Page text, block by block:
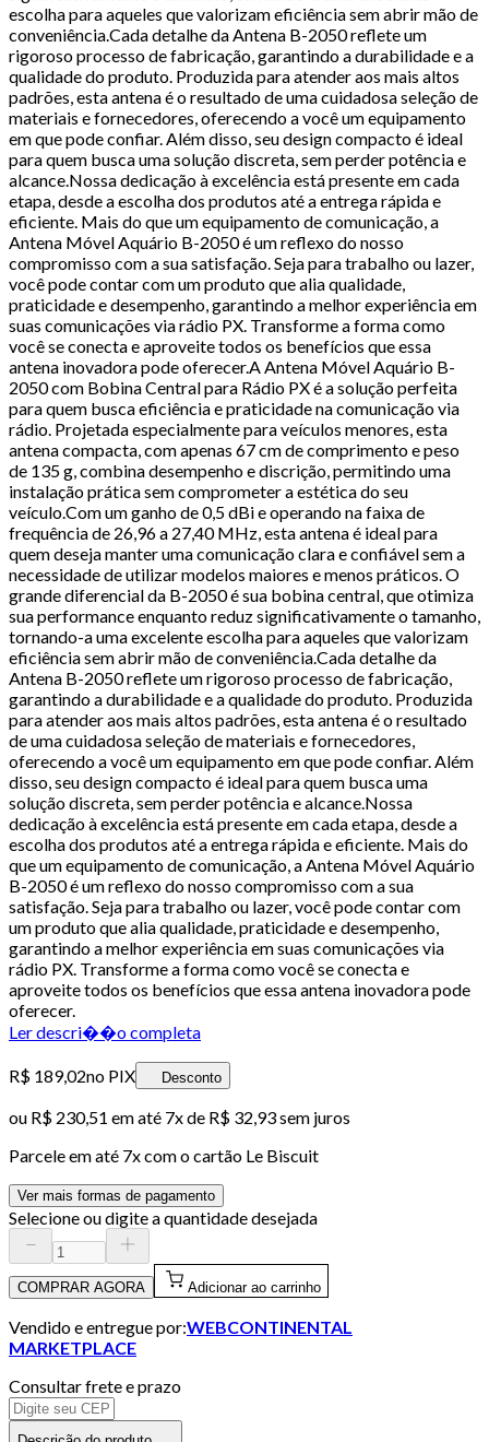
escolha para aqueles que valorizam eficiência sem abrir mão de
conveniência.Cada detalhe da Antena B-2050 reflete um
rigoroso processo de fabricação, garantindo a durabilidade e a
qualidade do produto. Produzida para atender aos mais altos
padrões, esta antena é o resultado de uma cuidadosa seleção de
materiais e fornecedores, oferecendo a você um equipamento
em que pode confiar. Além disso, seu design compacto é ideal
para quem busca uma solução discreta, sem perder potência e
alcance.Nossa dedicação à excelência está presente em cada
etapa, desde a escolha dos produtos até a entrega rápida e
eficiente. Mais do que um equipamento de comunicação, a
Antena Móvel Aquário B-2050 é um reflexo do nosso
compromisso com a sua satisfação. Seja para trabalho ou lazer,
você pode contar com um produto que alia qualidade,
praticidade e desempenho, garantindo a melhor experiência em
suas comunicações via rádio PX. Transforme a forma como
você se conecta e aproveite todos os benefícios que essa
antena inovadora pode oferecer.A Antena Móvel Aquário B-
2050 com Bobina Central para Rádio PX é a solução perfeita
para quem busca eficiência e praticidade na comunicação via
rádio. Projetada especialmente para veículos menores, esta
antena compacta, com apenas 67 cm de comprimento e peso
de 135 g, combina desempenho e discrição, permitindo uma
instalação prática sem comprometer a estética do seu
veículo.Com um ganho de 0,5 dBi e operando na faixa de
frequência de 26,96 a 27,40 MHz, esta antena é ideal para
quem deseja manter uma comunicação clara e confiável sem a
necessidade de utilizar modelos maiores e menos práticos. O
grande diferencial da B-2050 é sua bobina central, que otimiza
sua performance enquanto reduz significativamente o tamanho,
tornando-a uma excelente escolha para aqueles que valorizam
eficiência sem abrir mão de conveniência.Cada detalhe da
Antena B-2050 reflete um rigoroso processo de fabricação,
garantindo a durabilidade e a qualidade do produto. Produzida
para atender aos mais altos padrões, esta antena é o resultado
de uma cuidadosa seleção de materiais e fornecedores,
oferecendo a você um equipamento em que pode confiar. Além
disso, seu design compacto é ideal para quem busca uma
solução discreta, sem perder potência e alcance.Nossa
dedicação à excelência está presente em cada etapa, desde a
escolha dos produtos até a entrega rápida e eficiente. Mais do
que um equipamento de comunicação, a Antena Móvel Aquário
B-2050 é um reflexo do nosso compromisso com a sua
satisfação. Seja para trabalho ou lazer, você pode contar com
um produto que alia qualidade, praticidade e desempenho,
garantindo a melhor experiência em suas comunicações via
rádio PX. Transforme a forma como você se conecta e
aproveite todos os benefícios que essa antena inovadora pode
oferecer.
Ler descri��o completa
R$ 189,02no PIX Desconto
ou R$ 230,51 em até 7x de R$ 32,93 sem juros
Parcele em até 7x com o cartão Le Biscuit
Ver mais formas de pagamento
Selecione ou digite a quantidade desejada
COMPRAR AGORA Adicionar ao carrinho
Vendido e entregue por:WEBCONTINENTAL
MARKETPLACE
Consultar frete e prazo